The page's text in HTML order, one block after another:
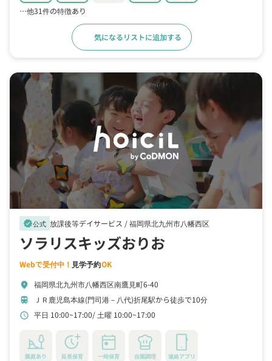
…他31件の特徴あり
気になるリストに追加する
verified公式 放課後等デイサービス /福岡県北九州市八幡西区
ソラリスキッズおりお
Webで受付中！ 見学予約OK
location_on 福岡県北九州市八幡西区南鷹見町6-40
train ＪＲ鹿児島本線(門司港－八代)折尾駅から徒歩で10分
schedule 平日 10:00~17:00 土曜 10:00~17:00
園庭あり 延長保育 一時保育 自園調理 連絡アプリ